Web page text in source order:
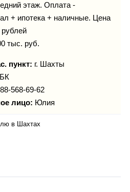
Инфо
Гороскоп
этаж. Оплата -
+ ипотека + наличные. Цена
тыс. руб.
пункт: г. Шахты
568-69-62
лицо: Юлия
в Шахтах